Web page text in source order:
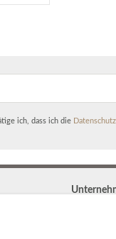
ich, dass ich die